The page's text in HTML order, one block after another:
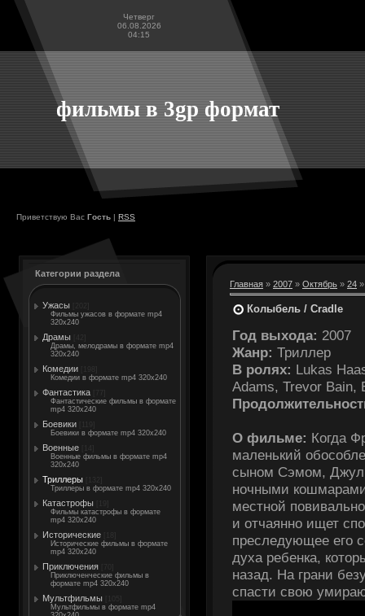
Четверг
06.08.2026
04:15
фильмы в 3gp формат
Приветствую Вас Гость | RSS
Категории раздела
Ужасы
Фильмы ужасов в формате mp4
320x240
Драмы
Драмы, мелодрамы в формате mp4
320x240
Комедии
Комедии в формате mp4 320x240
Фантастика
Фантастические фильмы в формате
mp4 320x240
Боевики
Боевики в формате mp4 320x240
Военные
Военные фильмы в формате mp4
320x240
Триллеры
Триллеры в формате mp4 320x240
Катастрофы
Фильмы катастрофы в формате
mp4 320x240
Исторические
Исторические фильмы в формате
mp4 320x240
Приключения
Приключенческие фильмы в
формате mp4 320x240
Мультфильмы
Мультфильмы в формате mp4
Главная » 2007 » Октябрь » 24
Колыбель / Cradle
Год выхода: 2007
Жанр: Триллер
В ролях: Lukas
Adams, Trevor Bain,
О фильме: Когда
маленький
сыном Сэмом,
ночными
местной
и отчаянно ищет
преследующее его
духа ребенка,
назад. На грани
спасти свою